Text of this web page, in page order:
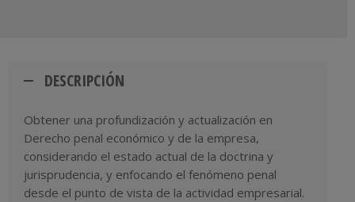
DESCRIPCIÓN
Obtener una profundización y actualización en
Derecho penal económico y de la empresa,
considerando el estado actual de la doctrina y
jurisprudencia, y enfocando el fenómeno penal
desde el punto de vista de la actividad empresarial.